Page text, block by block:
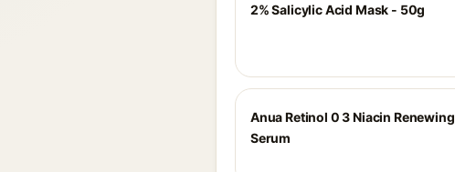
2% Salicylic Acid Mask - 50g
Anua Retinol 0 3 Niacin Renewing
Serum